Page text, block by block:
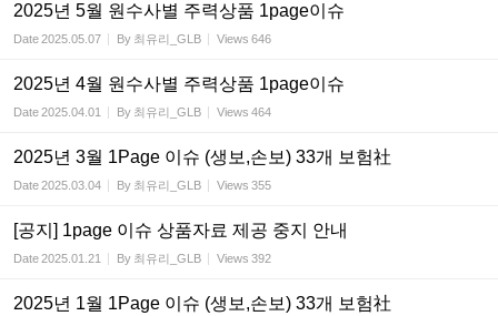
2025년 5월 원수사별 주력상품 1page이슈
Date2025.05.07 By 최유리_GLB Views 646
2025년 4월 원수사별 주력상품 1page이슈
Date2025.04.01 By 최유리_GLB Views 464
2025년 3월 1Page 이슈 (생보,손보) 33개 보험社
Date2025.03.04 By 최유리_GLB Views 355
[공지] 1page 이슈 상품자료 제공 중지 안내
Date2025.01.21 By 최유리_GLB Views 392
2025년 1월 1Page 이슈 (생보,손보) 33개 보험社